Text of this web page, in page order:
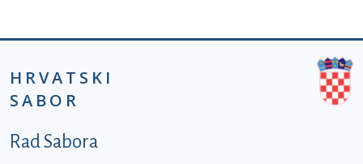
HRVATSKI
SABOR
Podnožje prvi izbornik
Rad Sabora